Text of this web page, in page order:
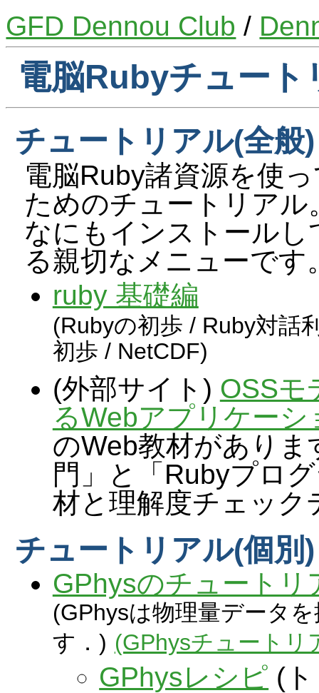
GFD Dennou Club /
電脳Rubyチュート
チュートリアル(全般)
電脳Ruby諸資源を使
ためのチュートリア
なにもインストール
る親切なメニューです
ruby 基礎編
(Rubyの初歩 / Ruby対話
初歩 / NetCDF)
(外部サイト) OSSモ
るWebアプリケーシ
のWeb教材があり
門」と「Rubyプロ
材と理解度チェック
チュートリアル(個別)
GPhysのチュートリ
(GPhysは物理量データ
す．) (GPhysチュートリ
GPhysレシピ (